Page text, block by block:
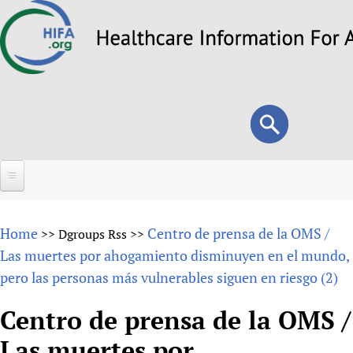
to
Search
form
Search
About
Overview
Why HIFA is needed
Vision and Strategy
Forums
HIFA (Healthcare Information For All)
How to use the HIFA forums
Projects
Home >> Dgroups Rss >> Centro de prensa de la OMS /
Las muertes por ahogamiento disminuyen en el mundo,
pero las personas más vulnerables siguen en riesgo (2)
Centro de prensa de la OMS /